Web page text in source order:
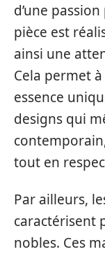
d’une
pièce est
ainsi une
Cela permet
essence
designs qui
tout en
Par ailleurs,
caractérisent
nobles. Ces